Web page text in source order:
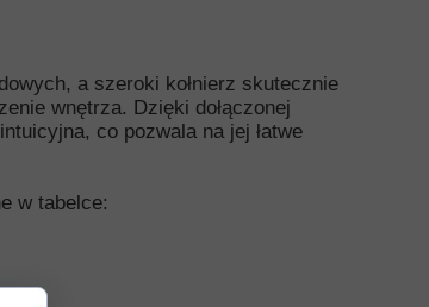
a szeroki kołnierz skutecznie
wnętrza. Dzięki dołączonej
co pozwala na jej łatwe
w tabelce: